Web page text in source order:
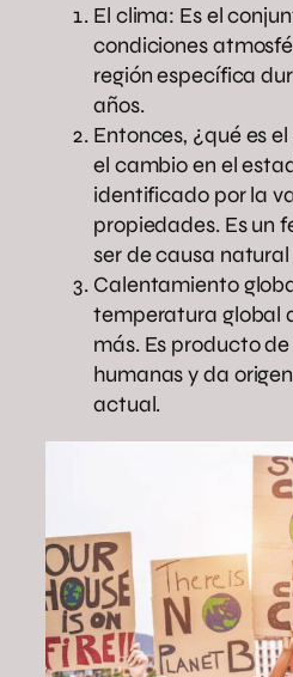
El clima: Es el
condiciones
región específica
años.
Entonces, ¿qué es
el cambio en el
identificado por la
propiedades. Es un
ser de causa
Calentamiento
temperatura global
más. Es producto
humanas y da
actual.